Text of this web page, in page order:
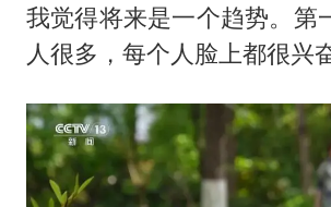
我觉得将来是一个趋势。第
人很多，每个人脸上都很兴奋